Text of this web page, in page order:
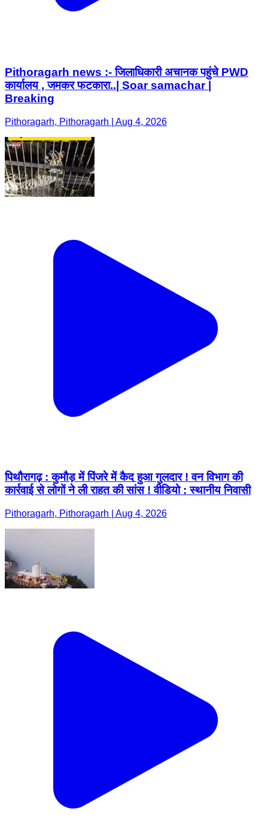
Pithoragarh news :- जिलाधिकारी अचानक पहुंचे PWD
कार्यालय , जमकर फटकारा..| Soar samachar |
Breaking
Pithoragarh, Pithoragarh | Aug 4, 2026
पिथौरागढ़ : कुमौड़ में पिंजरे में कैद हुआ गुलदार ! वन विभाग की
कार्रवाई से लोगों ने ली राहत की सांस ! वीडियो : स्थानीय निवासी
Pithoragarh, Pithoragarh | Aug 4, 2026